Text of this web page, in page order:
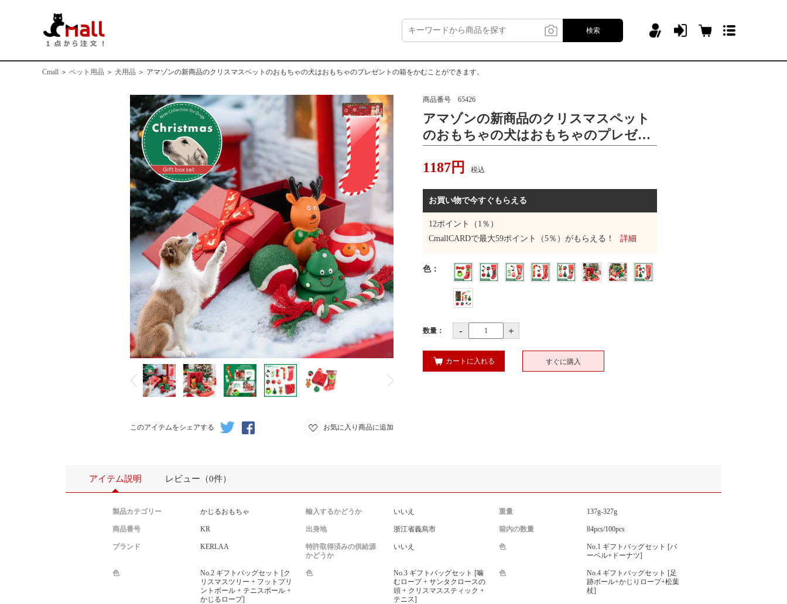
検索
Cmall ＞ ペット用品 ＞ 犬用品 ＞ アマゾンの新商品のクリスマスペットのおもちゃの犬はおもちゃのプレゼントの箱をかむことができます。
このアイテムをシェアする お気に入り商品に追加
商品番号 65426
アマゾンの新商品のクリスマスペット
のおもちゃの犬はおもちゃのプレゼン
1187円 税込
お買い物で今すぐもらえる
12ポイント（1％）
CmallCARDで最大59ポイント（5％）がもらえる！ 詳細
色：
数量： - +
カートに入れる すぐに購入
アイテム説明 レビュー（0件）
製品カテゴリー かじるおもちゃ 輸入するかどうか いいえ 重量 137g-327g
商品番号 KR 出身地 浙江省義烏市 箱内の数量 84pcs/100pcs
ブランド KERLAA
特許取得済みの供給源
かどうか
いいえ 色
No.1 ギフトバッグセット [バ
ーベル+ドーナツ]
色
No.2 ギフトバッグセット [ク
リスマスツリー + フットプリ
ントボール + テニスボール +
かじるロープ]
色
No.3 ギフトバッグセット [噛
むロープ + サンタクロースの
頭 + クリスマススティック +
テニス]
色
No.4 ギフトバッグセット [足
跡ボール+かじりロープ+松葉
杖]
亚马逊新品，圣诞宠物玩具现货。
超过200套，支持按需自由组合定制。
2000套以上需要提前预订。
更多新款请咨询客服获取内部资料 ！